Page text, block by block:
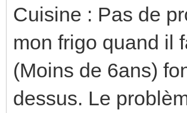
Cuisine : Pas de
mon frigo quand il
(Moins de 6ans)
dessus. Le